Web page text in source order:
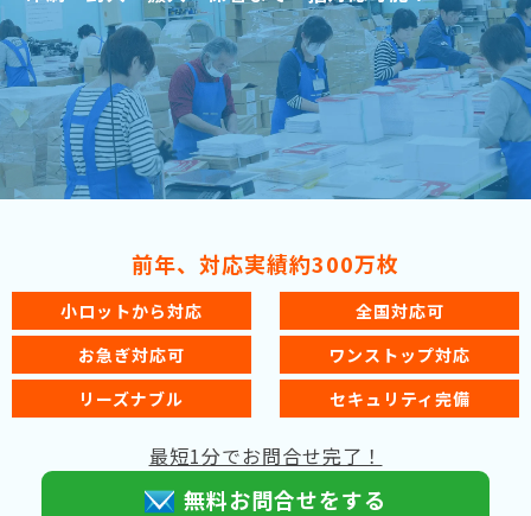
前年、対応実績約300万枚
小ロットから対応
全国対応可
お急ぎ対応可
ワンストップ対応
リーズナブル
セキュリティ完備
最短1分でお問合せ完了！
無料お問合せをする